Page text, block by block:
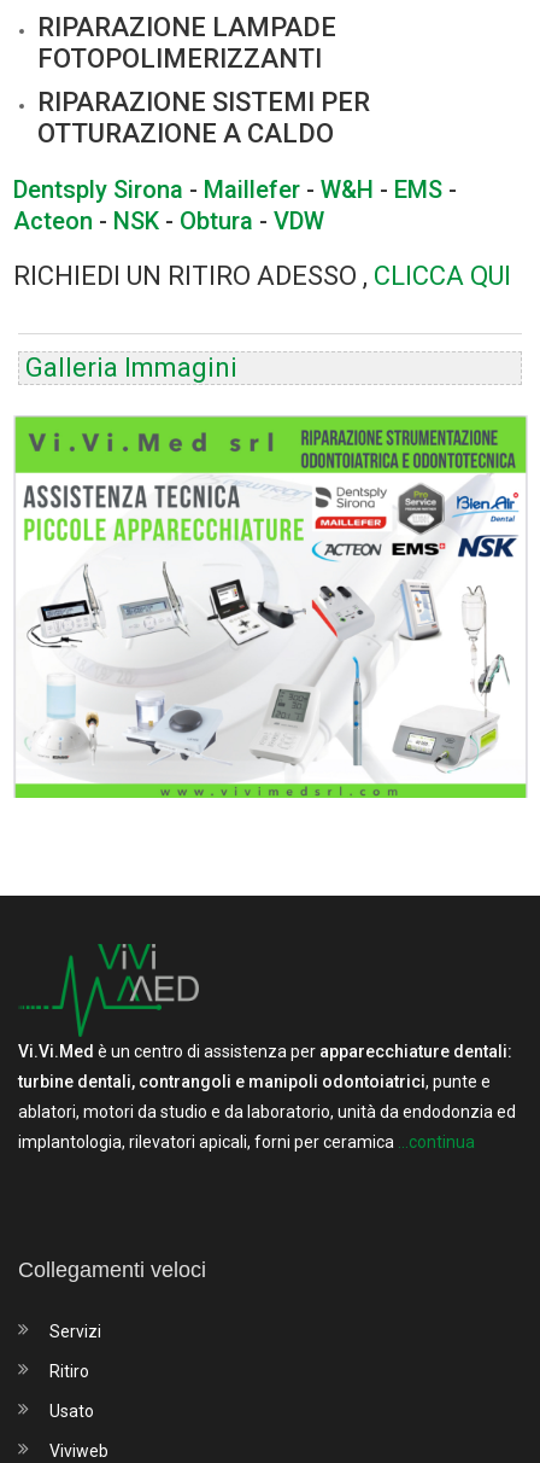
RIPARAZIONE LAMPADE
FOTOPOLIMERIZZANTI
RIPARAZIONE SISTEMI PER
OTTURAZIONE A CALDO
Dentsply Sirona - Maillefer- W&H - EMS-
Acteon - NSK- Obtura - VDW
RICHIEDI UN RITIRO ADESSO , CLICCA QUI
Galleria Immagini
Vi.Vi.Med è un centro di assistenza per apparecchiature dentali:
turbine dentali, contrangoli e manipoli odontoiatrici, punte e
ablatori, motori da studio e da laboratorio, unità da endodonzia ed
implantologia, rilevatori apicali, forni per ceramica
...continua
Collegamenti veloci
Servizi
Ritiro
Usato
Viviweb